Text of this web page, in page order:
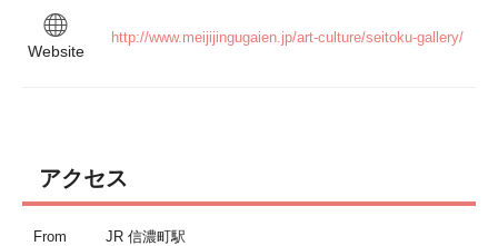
Website
http://www.meijijingugaien.jp/art-culture/seitoku-gallery/
アクセス
From JR 信濃町駅